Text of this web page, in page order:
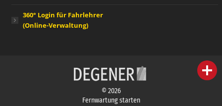
360° Login für Fahrlehrer
(Online-Verwaltung)
© 2026
Fernwartung starten
person IHR FACHBERATER
campaign